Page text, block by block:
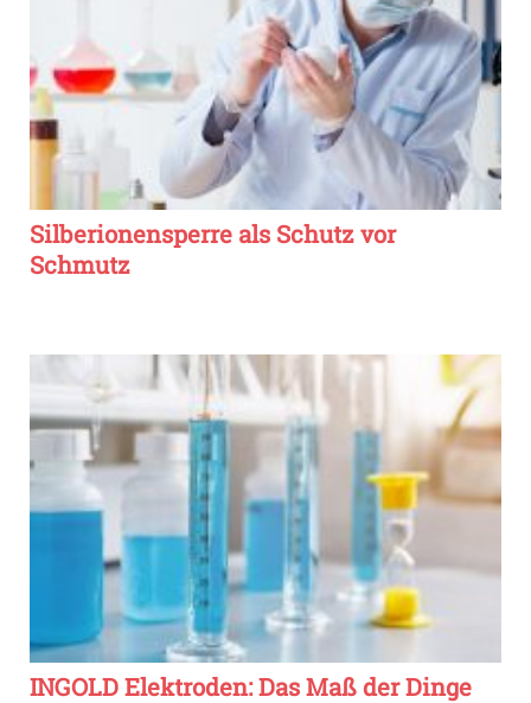
Silberionensperre als Schutz vor
Schmutz
INGOLD Elektroden: Das Maß der Dinge